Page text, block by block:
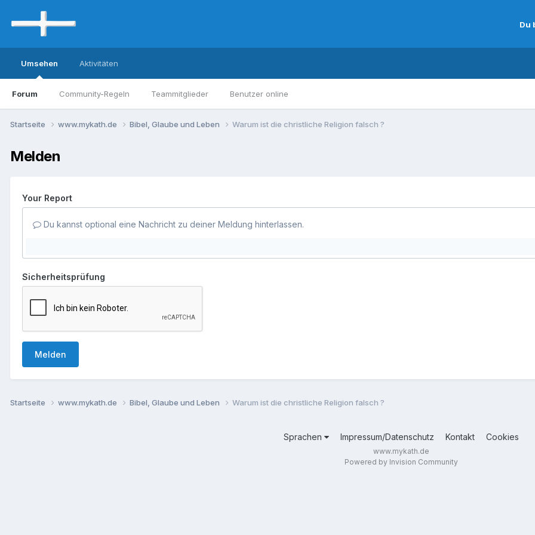
Du
Umsehen
Forum Community-Regeln Teammitglieder Benutzer online
Aktivitäten
Startseite www.mykath.de Bibel, Glaube und Leben Warum ist die christliche Religion falsch ?
Melden
Your Report
Du kannst optional eine Nachricht zu deiner Meldung hinterlassen.
Sicherheitsprüfung
Melden
Startseite www.mykath.de Bibel, Glaube und Leben Warum ist die christliche Religion falsch ?
Sprachen Impressum/Datenschutz Kontakt Cookies
www.mykath.de
Powered by Invision Community